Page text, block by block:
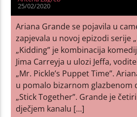
25/02/2020
Ariana Grande se pojavila u
zapjevala u novoj epizodi serije
„Kidding” je kombinacija
Jima Carreyja u ulozi Jeffa,
„Mr. Pickle’s Puppet Time”.
u pomalo bizarnom glazbenom
„Stick Together”. Grande je
dječjem kanalu […]